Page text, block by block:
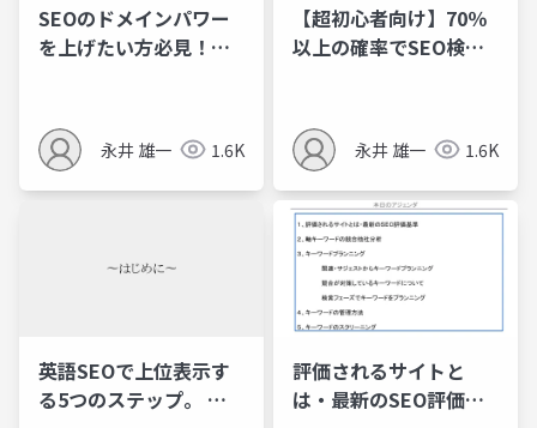
SEOのドメインパワー
を上げたい方必見！ナ
法
永井 雄一 1.6K
【超初心者向け】70％
以上の確率でSEO検索
底解剖
永井 雄一 1.6K
英語SEOで上位表示す
る5つのステップ。 英
評価されるサイトと
は・最新のSEO評価基